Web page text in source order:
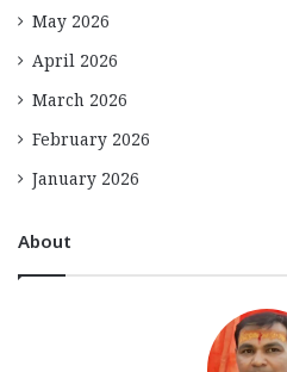
May 2026
April 2026
March 2026
February 2026
January 2026
About